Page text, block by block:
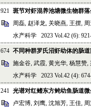
921 斑节对虾混养池塘微生物群
周磊, 赵泽龙, 关晓燕, 王摆,
水产科学 2023 Vol.42 (6):
674 不同种群罗氏沼虾幼体的肠
施金谷, 武霞, 黄光华, 杨慧赞
水产科学 2023 Vol.42 (4):
241 光谱对红鳍东方鲀幼鱼肠道
卢宏博, 刘鹰, 沈旭芳, 王佳,